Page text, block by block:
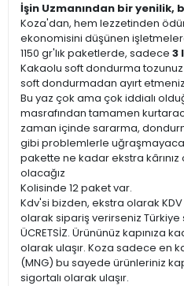
İşin Uzmanından bir yenilik,
Koza'dan, hem lezzetinden
ekonomisini düşünen
1150 gr'lık paketlerde, sadece 3
Kakaolu soft dondurma tozunuz
soft dondurmadan ayırt
Bu yaz çok ama çok iddialı
masrafından tamamen
zaman içinde sararma,
gibi problemlerle
pakette ne kadar ekstra
olacağız
Kolisinde 12 paket var.
Kdv'si bizden, ekstra olarak
olarak sipariş verirseniz Türkiye
ÜCRETSİZ. Ürününüz kapınıza
olarak ulaşır. Koza sadece en
(MNG) bu sayede ürünleriniz
sigortalı olarak ulaşır.